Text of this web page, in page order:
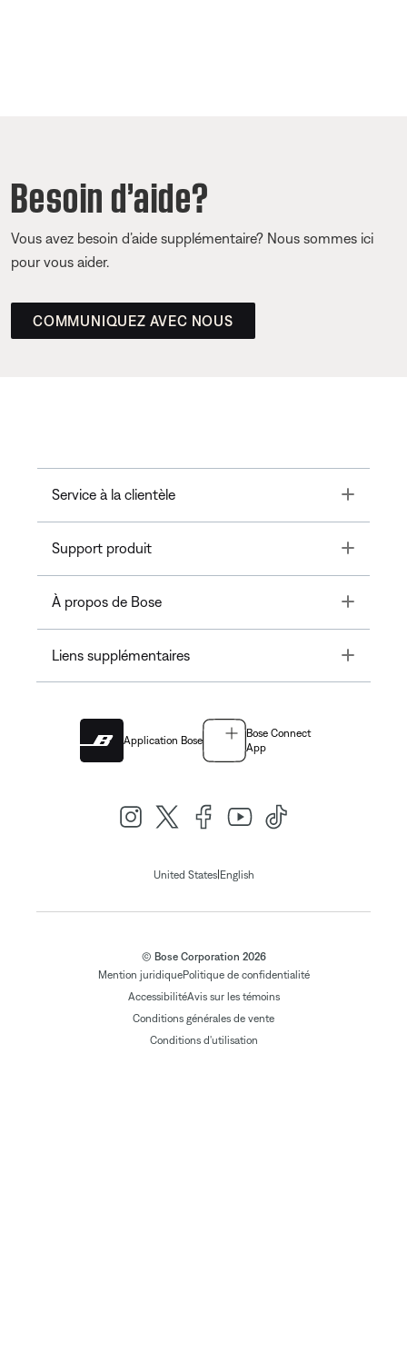
Besoin d’aide?
Vous avez besoin d’aide supplémentaire? Nous sommes ici
pour vous aider.
COMMUNIQUEZ AVEC NOUS
Service à la clientèle Toggle
Support produit Toggle
À propos de Bose Toggle
Liens supplémentaires Toggle
Application Bose
Bose Connect
App
United States|English
© Bose Corporation 2026
Mention juridiquePolitique de confidentialité
AccessibilitéAvis sur les témoins
Conditions générales de vente
Conditions d'utilisation